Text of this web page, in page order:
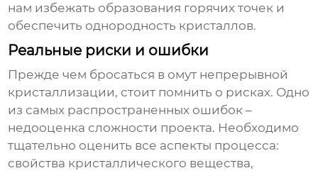
нам избежать образования горячих точек и
обеспечить однородность кристаллов.
Реальные риски и ошибки
Прежде чем бросаться в омут непрерывной
кристаллизации, стоит помнить о рисках. Одно
из самых распространенных ошибок –
недооценка сложности проекта. Необходимо
тщательно оценить все аспекты процесса:
свойства кристаллического вещества,